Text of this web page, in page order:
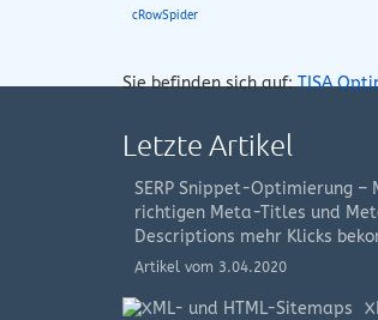
cRowSpider
Sie befinden sich auf:TISA
Letzte Artikel
SERP Snippet-Optimierung –
richtigen Meta-Titles und
Descriptions mehr Klicks
Artikel vom 3.04.2020